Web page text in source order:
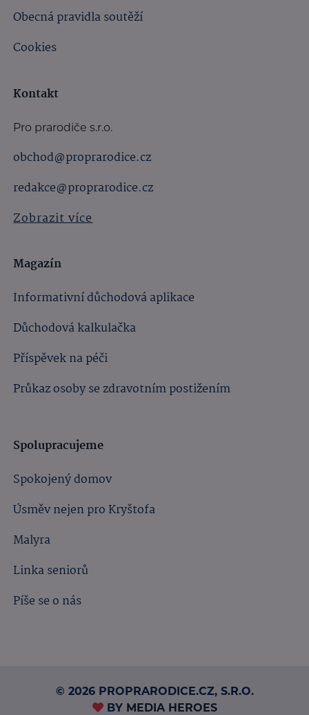
Obecná pravidla soutěží
Cookies
Kontakt
Pro prarodiče s.r.o.
obchod@proprarodice.cz
redakce@proprarodice.cz
Zobrazit více
Magazín
Informativní důchodová aplikace
Důchodová kalkulačka
Příspěvek na péči
Průkaz osoby se zdravotním postižením
Spolupracujeme
Spokojený domov
Úsměv nejen pro Kryštofa
Malyra
Linka seniorů
Píše se o nás
© 2026 PROPRARODICE.CZ, S.R.O.
BY MEDIA HEROES